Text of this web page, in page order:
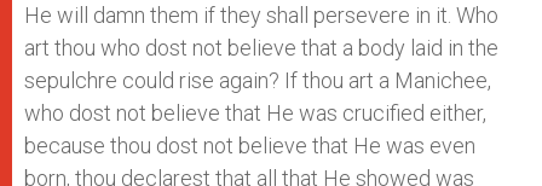
He will damn them if they shall persevere in it. Who
art thou who dost not believe that a body laid in the
sepulchre could rise again? If thou art a Manichee,
who dost not believe that He was crucified either,
because thou dost not believe that He was even
born, thou declarest that all that He showed was